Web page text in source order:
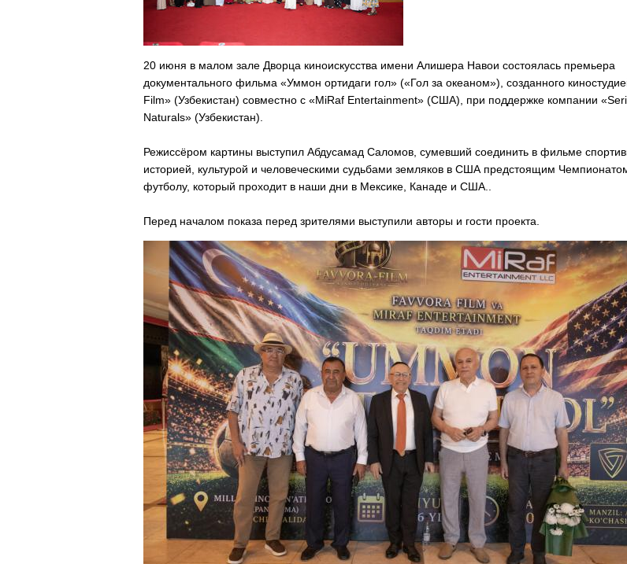
20 июня в малом зале Дворца киноискусства имени Алишера Навои состоялась премьера
документального фильма «Уммон ортидаги гол» («Гол за океаном»), созданного
Film» (Узбекистан) совместно с «MiRaf Entertainment» (США), при поддержке компании
Naturals» (Узбекистан).
Режиссёром картины выступил Абдусамад Саломов, сумевший соединить в фильме
историей, культурой и человеческими судьбами земляков в США предстоящим
футболу, который проходит в наши дни в Мексике, Канаде и США..
Перед началом показа перед зрителями выступили авторы и гости проекта.